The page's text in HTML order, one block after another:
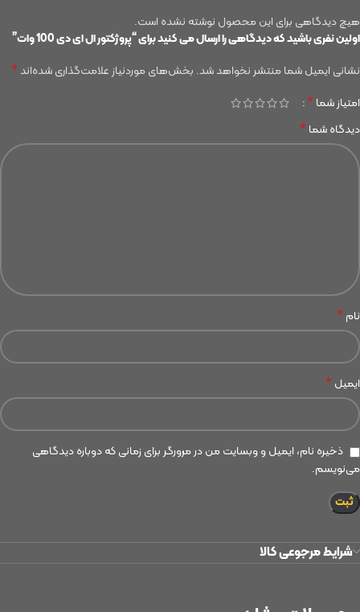
هیچ دیدگاهی برای این محصول نوشته نشده است.
اولین نفری باشید که دیدگاهی را ارسال می کنید برای “پروژکتور ال ای دی 100 وات”
نشانی ایمیل شما منتشر نخواهد شد. بخش‌های موردنیاز علامت‌گذاری شده‌اند *
امتیاز شما *
دیدگاه شما *
نام *
ایمیل *
ذخیره نام، ایمیل و وبسایت من در مرورگر برای زمانی که دوباره دیدگاهی
می‌نویسم.
شرایط مرجوعی کالا